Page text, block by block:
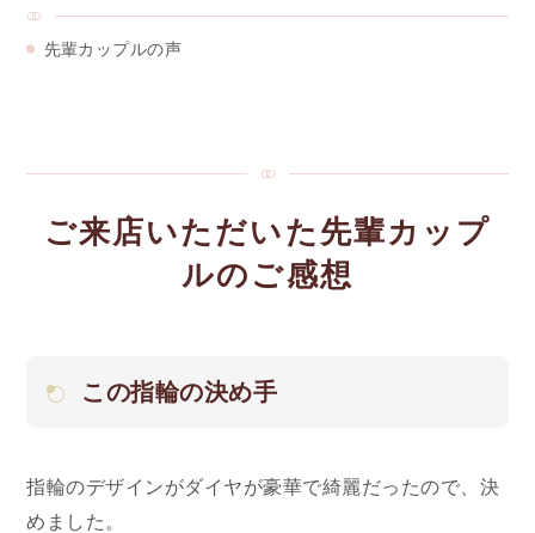
先輩カップルの声
ご来店いただいた先輩カップ
ルのご感想
この指輪の決め手
指輪のデザインがダイヤが豪華で綺麗だったので、決
めました。